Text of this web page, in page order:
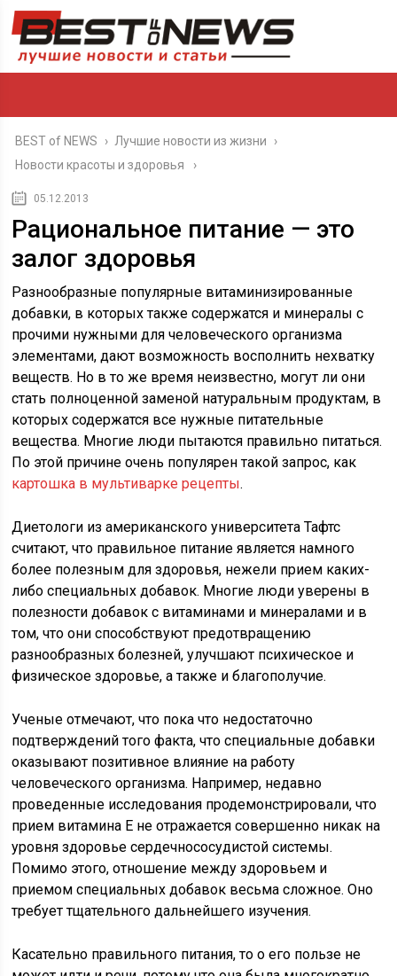
BEST of NEWS › Лучшие новости из жизни
›
Новости красоты и здоровья
05.12.2013
Рациональное питание — это
залог здоровья
Разнообразные популярные витаминизированные
добавки, в которых также содержатся и минералы с
прочими нужными для человеческого организма
элементами, дают возможность восполнить нехватку
веществ. Но в то же время неизвестно, могут ли они
стать полноценной заменой натуральным продуктам, в
которых содержатся все нужные питательные
вещества. Многие люди пытаются правильно питаться.
По этой причине очень популярен такой запрос, как
картошка в мультиварке рецепты.
Диетологи из американского университета Тафтс
считают, что правильное питание является намного
более полезным для здоровья, нежели прием каких-
либо специальных добавок. Многие люди уверены в
полезности добавок с витаминами и минералами и в
том, что они способствуют предотвращению
разнообразных болезней, улучшают психическое и
физическое здоровье, а также и благополучие.
Ученые отмечают, что пока что недостаточно
подтверждений того факта, что специальные добавки
оказывают позитивное влияние на работу
человеческого организма. Например, недавно
проведенные исследования продемонстрировали, что
прием витамина Е не отражается совершенно никак на
уровня здоровье сердечнососудистой системы.
Помимо этого, отношение между здоровьем и
приемом специальных добавок весьма сложное. Оно
требует тщательного дальнейшего изучения.
Касательно правильного питания, то о его пользе не